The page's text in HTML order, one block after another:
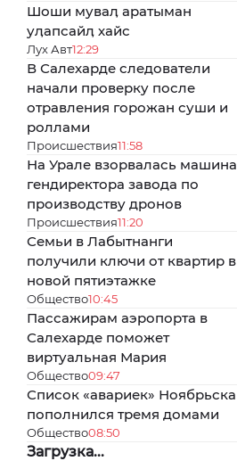
Шоши муваӆ аратыман
уӆапсайӆ хайс
Лух Авт12:29
В Салехарде следователи
начали проверку после
отравления горожан суши и
роллами
Происшествия11:58
На Урале взорвалась машина
гендиректора завода по
производству дронов
Происшествия11:20
Семьи в Лабытнанги
получили ключи от квартир в
новой пятиэтажке
Общество10:45
Пассажирам аэропорта в
Салехарде поможет
виртуальная Мария
Общество09:47
Список «авариек» Ноябрьска
пополнился тремя домами
Общество08:50
Загрузка...